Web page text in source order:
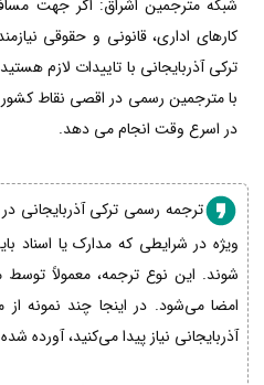
شبکه مترجمین اشراق: اگر جهت
کارهای اداری، قانونی و حقوقی
ترکی آذربایجانی با تاییدات لازم
با مترجمین رسمی در اقصی نقاط
در اسرع وقت انجام می دهد.
ترجمه رسمی ترکی آذربایجانی
ویژه در شرایطی که مدارک یا اسناد
شوند. این نوع ترجمه، معمولاً
امضا می‌شود. در اینجا چند نمونه
آذربایجانی نیاز پیدا می‌کنید، آورده